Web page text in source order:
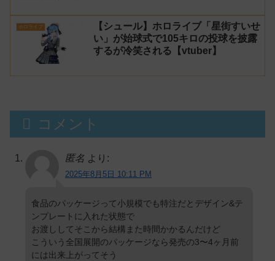
ホロライブ
【シュール】ホロライブ「星街すいせ
い」が始球式で105キロの投球を披露
するが冷笑される【vtuber】
コメント
匿名 より:
2025年8月5日 10:11 PM
食品のパッケージって小規模でも特注だとデザイン&テ
ンプレートに入れた状態で
お渡ししてそこから結構また時間かかるんだけど
こういう全国展開のパッケージなら発売の3〜4ヶ月前
には出来上がってそう